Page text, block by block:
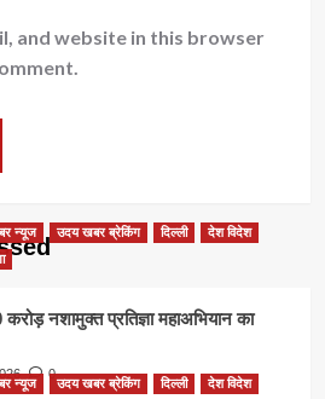
and website in this browser
न्यूज उदय खबर ब्रेकिंग दिल्ली
देश विदेश
नशामुक्त प्रतिज्ञा महाअभियान का
0
न्यूज उदय खबर ब्रेकिंग दिल्ली
देश विदेश